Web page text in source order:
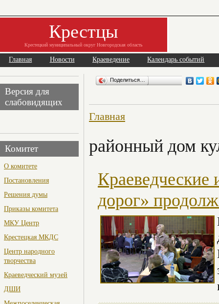
Крестцы
Крестецкий муниципальный округ Новгородская область
Главная Новости Краеведение Календарь событий
Версия для
слабовидящих
Комитет
О комитете
Постановления
Решения думы
Приказы комитета
МКУ Центр
Крестецкая МКДС
Центр народного
творчества
Краеведческий музей
ДШИ
Поделиться…
Главная
районный дом
Краеведческие
дорог»